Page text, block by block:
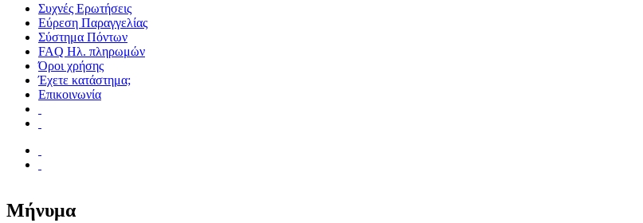
Συχνές Ερωτήσεις
Εύρεση Παραγγελίας
Σύστημα Πόντων
FAQ Ηλ. πληρωμών
Όροι χρήσης
Έχετε κατάστημα;
Επικοινωνία
Μήνυμα